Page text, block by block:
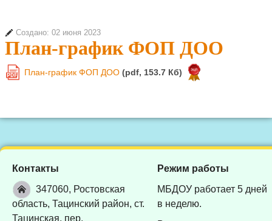
Создано: 02 июня 2023
План-график ФОП ДОО
PDF План-график ФОП ДОО (pdf, 153.7 Кб)
Контакты
347060, Ростовская
область, Тацинский район, ст.
Тацинская, пер.
Режим работы
МБДОУ работает 5 дней
в неделю.